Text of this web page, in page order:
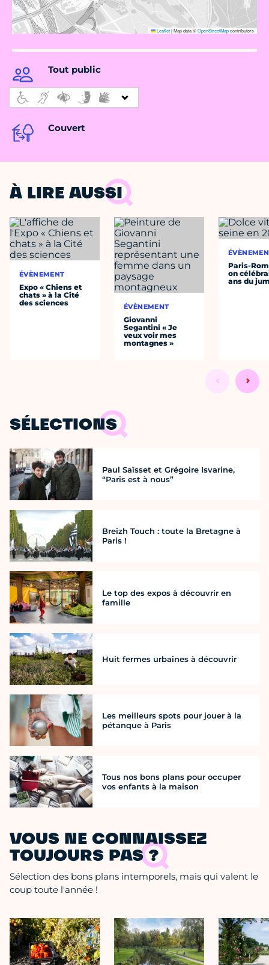
Leaflet|Map data ©OpenStreetMapcontributors
Tout public
Couvert
À LIRE AUSSI
ÉVÈNEMENT
Expo « Chiens et
chats » à la Cité
des sciences
ÉVÈNEMENT
Giovanni
Segantini « Je
veux voir mes
montagnes »
Paris-
on
ans du
SÉLECTIONS
Paul Saïsset et Grégoire Isvarine,
“Paris est à nous”
Breizh Touch : toute la Bretagne à
Paris !
Le top des expos à découvrir en
famille
Huit fermes urbaines à découvrir
Les meilleurs spots pour jouer à la
pétanque à Paris
Tous nos bons plans pour occuper
vos enfants à la maison
VOUS NE CONNAISSEZ
TOUJOURS PAS ?
Sélection des bons plans intemporels, mais qui valent le
coup toute l'année !